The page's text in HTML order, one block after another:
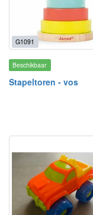
G1091
Beschikbaar
Stapeltoren - vos